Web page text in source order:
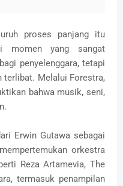
proses panjang itu
momen yang sangat
penyelenggara, tetapi
terlibat. Melalui Forestra,
bahwa musik, seni,
Erwin Gutawa sebagai
orkestra
Reza Artamevia, The
termasuk penampilan